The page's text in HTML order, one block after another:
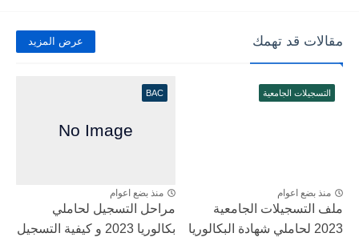
مقالات قد تهمك عرض المزيد
التسجيلات الجامعية
منذ بضع اعوام
ملف التسجيلات الجامعية
2023 لحاملي شهادة البكالوريا
BAC
منذ بضع اعوام
مراحل التسجيل لحاملي
بكالوريا 2023 و كيفية التسجيل